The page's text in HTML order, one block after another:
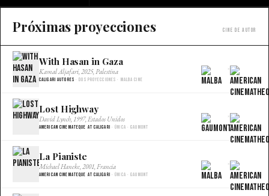
Próximas proyecciones Cine de autor
With Hasan in Gaza
Kamal Aljafari, 2025, Palestina
Caligari Autores · Dos proyecciones · Malba Cine
×
Lost Highway
David Lynch, 1997, Estados Unidos
American Cinemateque at Caligari · Única · Gaumont
×
La Pianiste
Michael Haneke, 2001, Francia
American Cinemateque at Caligari · Única · Gaumont
×